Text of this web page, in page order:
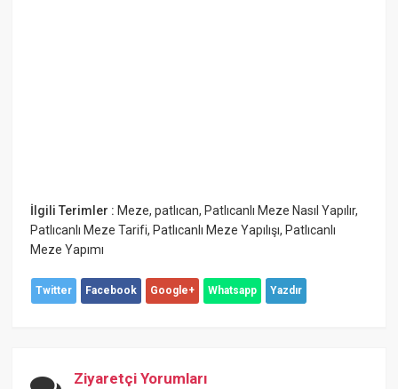
İlgili Terimler : Meze,patlıcan, Patlıcanlı Meze Nasıl Yapılır,
Patlıcanlı Meze Tarifi, Patlıcanlı Meze Yapılışı, Patlıcanlı
Meze Yapımı
Twitter Facebook Google+ Whatsapp Yazdır
Ziyaretçi Yorumları